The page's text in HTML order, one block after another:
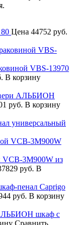
Цена 44752 руб.
VBS-13970
В корзину
АЛЬБИОН
руб. В корзину
универсальный
VCB-3M900W из
руб. В
Caprigo
руб. В корзину
шкаф с
Сравнить